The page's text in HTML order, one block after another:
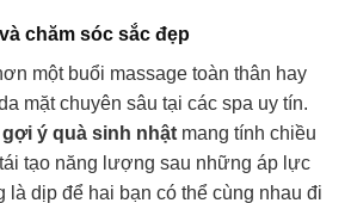
chăm sóc sắc đẹp
một buổi massage toàn thân hay
mặt chuyên sâu tại các spa uy tín.
gợi ý quà sinh nhật mang tính chiều
tạo năng lượng sau những áp lực
là dịp để hai bạn có thể cùng nhau đi